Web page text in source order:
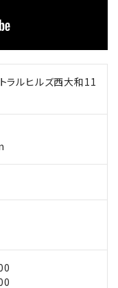
ラルヒルズ西大和11